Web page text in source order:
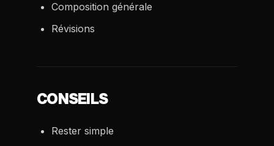
Composition générale
Révisions
CONSEILS
Rester simple